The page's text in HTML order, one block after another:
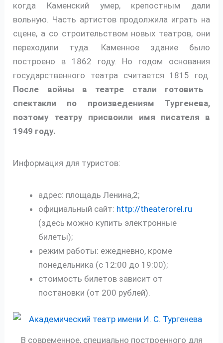
когда Каменский умер, крепостным дали
вольную. Часть артистов продолжила играть на
сцене, а со строительством новых театров, они
переходили туда. Каменное здание было
построено в 1862 году. Но годом основания
государственного театра считается 1815 год.
После войны в театре стали готовить
спектакли по произведениям Тургенева,
поэтому театру присвоили имя писателя в
1949 году.
Информация для туристов:
адрес: площадь Ленина,2;
официальный сайт: http://theaterorel.ru
(здесь можно купить электронные
билеты);
режим работы: ежедневно, кроме
понедельника (с 12:00 до 19:00);
стоимость билетов зависит от
постановки (от 200 рублей).
В современное, специально построенного для